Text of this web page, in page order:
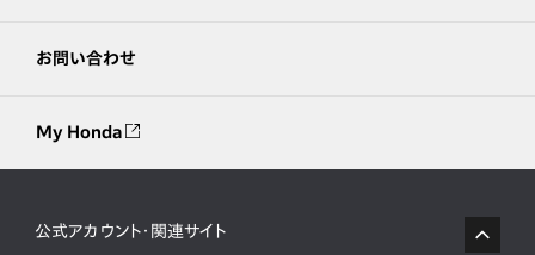
お問い合わせ
My Honda
公式アカウント・関連サイト